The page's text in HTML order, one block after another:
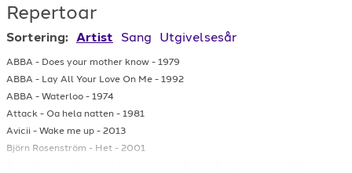
Repertoar
Sortering: Artist Sang Utgivelsesår
ABBA - Does your mother know - 1979
ABBA - Lay All Your Love On Me - 1992
ABBA - Waterloo - 1974
Attack - Oa hela natten - 1981
Avicii - Wake me up - 2013
Björn Rosenström - Het - 2001